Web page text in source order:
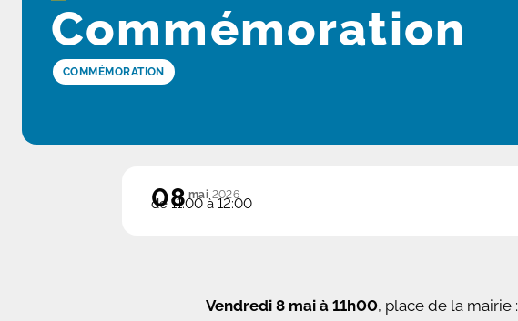
Commémoration
COMMÉMORATION
08mai 2026
de 11:00 à 12:00
Vendredi 8 mai à 11h00, place de la mairie :